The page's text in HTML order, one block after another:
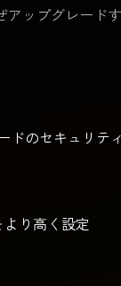
アップグレード
ドのセキュリテ
り高く設定